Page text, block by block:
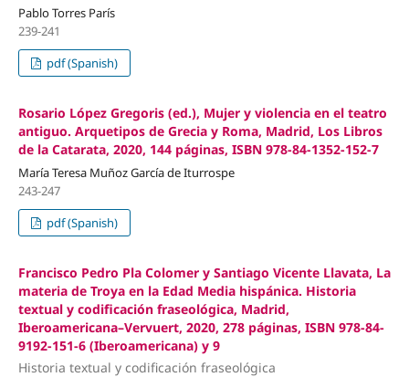
Pablo Torres París
239-241
pdf (Spanish)
Rosario López Gregoris (ed.), Mujer y violencia en el teatro
antiguo. Arquetipos de Grecia y Roma, Madrid, Los Libros
de la Catarata, 2020, 144 páginas, ISBN 978-84-1352-152-7
María Teresa Muñoz García de Iturrospe
243-247
pdf (Spanish)
Francisco Pedro Pla Colomer y Santiago Vicente Llavata, La
materia de Troya en la Edad Media hispánica. Historia
textual y codificación fraseológica, Madrid,
Iberoamericana–Vervuert, 2020, 278 páginas, ISBN 978-84-
9192-151-6 (Iberoamericana) y 9
Historia textual y codificación fraseológica